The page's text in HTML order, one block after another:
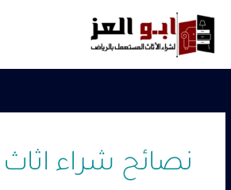
المحتوى
نصائح شراء اثاث